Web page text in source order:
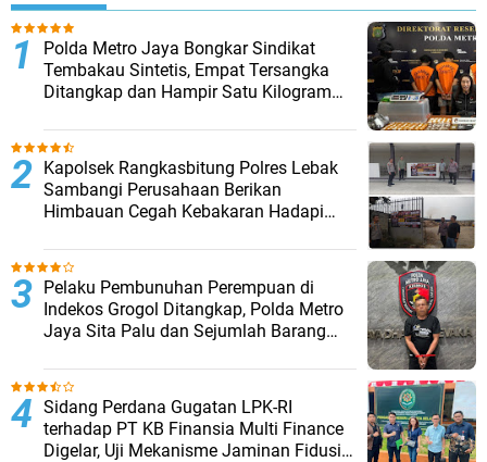
‎Polda Metro Jaya Bongkar Sindikat
Tembakau Sintetis, Empat Tersangka
Ditangkap dan Hampir Satu Kilogram
Kapolsek Rangkasbitung Polres Lebak
Sambangi Perusahaan Berikan
Himbauan Cegah Kebakaran Hadapi
Pelaku Pembunuhan Perempuan di
Indekos Grogol Ditangkap, Polda Metro
Jaya Sita Palu dan Sejumlah Barang
Sidang Perdana Gugatan LPK-RI
terhadap PT KB Finansia Multi Finance
Digelar, Uji Mekanisme Jaminan Fidusia